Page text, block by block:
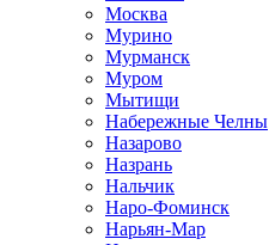
Москва
Мурино
Мурманск
Муром
Мытищи
Набережные Челны
Назарово
Назрань
Нальчик
Наро-Фоминск
Нарьян-Мар